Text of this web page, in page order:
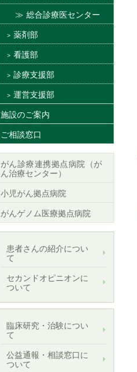
総合診療医センター
薬剤部
看護部
診療支援部
運営支援部
施設のご案内
ご相談窓口
がん診療連携拠点病院（が
ん治療センター）
小児がん拠点病院
がんゲノム医療拠点病院
患者さんの紹介につい
て
セカンドオピニオンに
ついて
臨床研究・治験につい
て
公益通報・相談窓口に
ついて